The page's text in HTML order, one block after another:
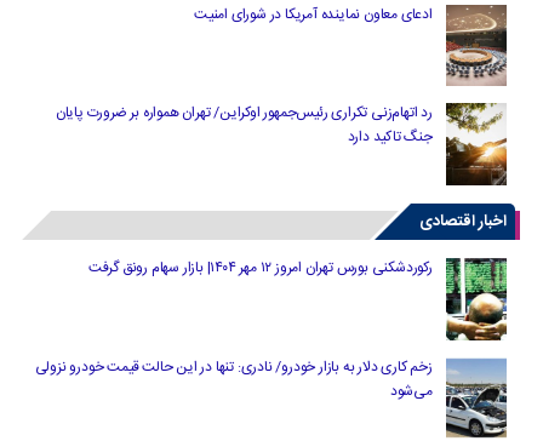
ادعای معاون نماینده آمریکا در شورای امنیت
رد اتهام‌زنی تکراری رئیس‌جمهور اوکراین/ تهران همواره بر ضرورت پایان
جنگ تاکید دارد
اخبار اقتصادی
رکوردشکنی بورس تهران امروز ۱۲ مهر ۱۴۰۴| بازار سهام رونق گرفت
زخم کاری دلار به بازار خودرو/ نادری: تنها در این حالت قیمت خودرو نزولی
می‌شود